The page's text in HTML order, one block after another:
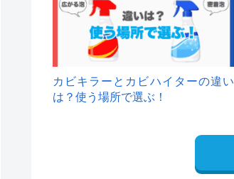
カビキラーとカビハイターの違い
は？使う場所で選ぶ！